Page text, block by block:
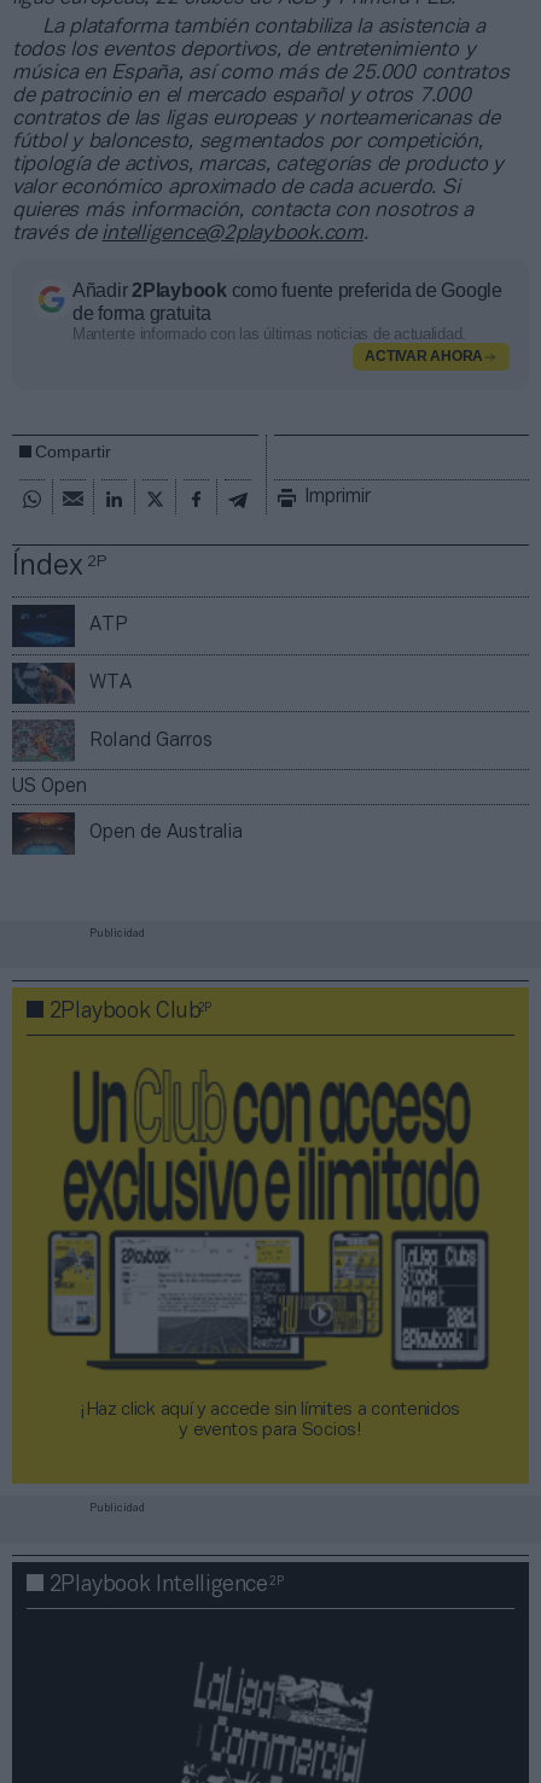
Índex2P
ATP
WTA
Roland Garros
US Open
Open de Australia
La plataforma también contabiliza la asistencia a
todos los eventos deportivos, de entretenimiento y
música en España, así como más de 25.000 contratos
de patrocinio en el mercado español y otros 7.000
contratos de las ligas europeas y norteamericanas de
fútbol y baloncesto, segmentados por competición,
tipología de activos, marcas, categorías de producto y
valor económico aproximado de cada acuerdo. Si
quieres más información, contacta con nosotros a
través de intelligence@2playbook.com.
Añadir2Playbook como fuente preferida de Google
de forma gratuita
Mantente informado con las últimas noticias de actualidad.
ACTIVAR AHORA
Compartir
Imprimir
Publicidad
2Playbook Club2P
¡Haz click aquí y accede sin límites a contenidos
y eventos para Socios!​​​​​​​
Publicidad
2Playbook Intelligence2P